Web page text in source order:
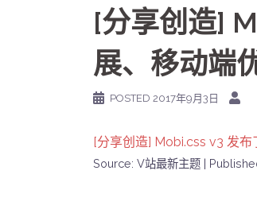
[分享创造]
展、移动端
POSTED 2017年9月3日
[分享创造] Mobi.css v3 发布
Source: V站最新主题